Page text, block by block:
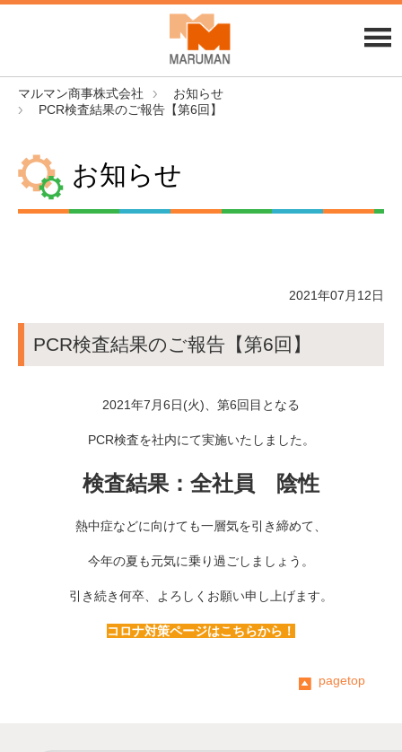
マルマン商事株式会社
お知らせ
PCR検査結果のご報告【第6回】
お知らせ
2021年07月12日
PCR検査結果のご報告【第6回】
2021年7月6日(火)、第6回目となる
PCR検査を社内にて実施いたしました。
検査結果：全社員 陰性
熱中症などに向けても一層気を引き締めて、
今年の夏も元気に乗り過ごしましょう。
引き続き何卒、よろしくお願い申し上げます。
コロナ対策ページはこちらから！
pagetop